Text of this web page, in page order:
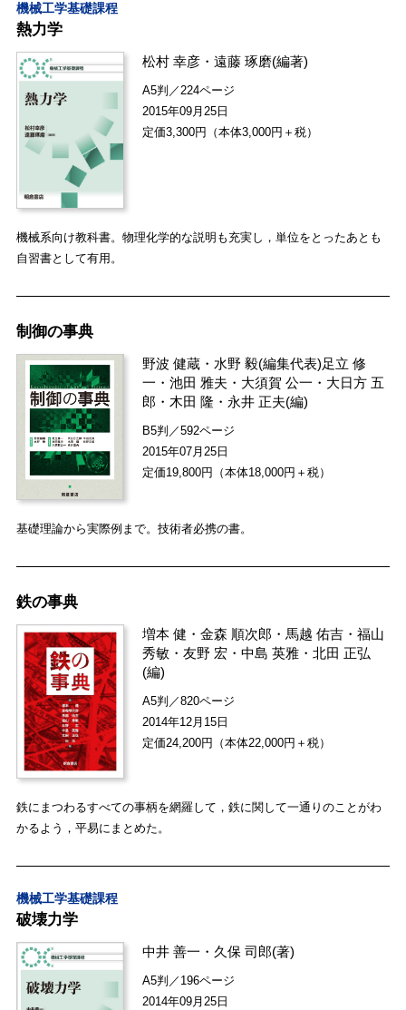
機械工学基礎課程
熱力学
松村 幸彦 ・遠藤 琢磨(編著)
A5判／224ページ
2015年09月25日
定価3,300円（本体3,000円＋税）
機械系向け教科書。物理化学的な説明も充実し，単位をとったあとも
自習書として有用。
制御の事典
野波 健蔵 ・ 水野 毅(編集代表)足立 修
一 ・池田 雅夫 ・ 大須賀 公一 ・ 大日方 五
郎 ・ 木田 隆 ・ 永井 正夫(編)
B5判／592ページ
2015年07月25日
定価19,800円（本体18,000円＋税）
基礎理論から実際例まで。技術者必携の書。
鉄の事典
増本 健 ・金森 順次郎 ・ 馬越 佑吉 ・福山
秀敏 ・友野 宏 ・中島 英雅 ・北田 正弘
(編)
A5判／820ページ
2014年12月15日
定価24,200円（本体22,000円＋税）
鉄にまつわるすべての事柄を網羅して，鉄に関して一通りのことがわ
かるよう，平易にまとめた。
機械工学基礎課程
破壊力学
中井 善一 ・ 久保 司郎(著)
A5判／196ページ
2014年09月25日